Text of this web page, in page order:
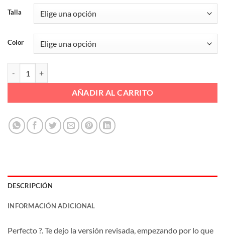
Talla
Color
AÑADIR AL CARRITO
DESCRIPCIÓN
INFORMACIÓN ADICIONAL
Perfecto ?. Te dejo la versión revisada, empezando por lo que